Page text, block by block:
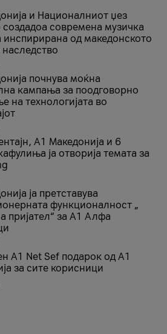
и Националниот џез
создадоа современа музичка
инспирирана од македонското
наследство
почнува моќна
кампања за поодговорно
на технологијата во
A1 Македонија и 6
ја отворија темата за
ја претставува
функционалност „
пријател“ за А1 Алфа
A1 Net Sеf подарок од А1
за сите корисници